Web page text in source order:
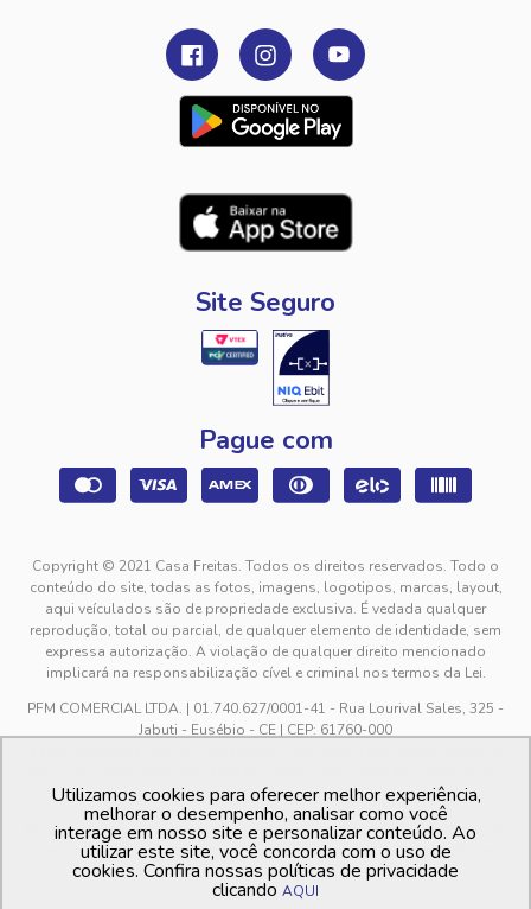
Site Seguro
Pague com
Copyright © 2021 Casa Freitas. Todos os direitos reservados. Todo o
conteúdo do site, todas as fotos, imagens, logotipos, marcas, layout,
aqui veículados são de propriedade exclusiva. É vedada qualquer
reprodução, total ou parcial, de qualquer elemento de identidade, sem
expressa autorização. A violação de qualquer direito mencionado
implicará na responsabilização cível e criminal nos termos da Lei.
PFM COMERCIAL LTDA. | 01.740.627/0001-41 - Rua Lourival Sales, 325 -
Jabuti - Eusébio - CE | CEP: 61760-000
feriados.
Os preços dos produtos estão sujeitos a alteração sem aviso prévio. O
preço valido é sempre o apresentado no momento da finalização da
compra, no carrinho de compras.
Utilizamos cookies para oferecer melhor experiência,
melhorar o desempenho, analisar como você
interage em nosso site e personalizar conteúdo. Ao
utilizar este site, você concorda com o uso de
cookies. Confira nossas políticas de privacidade
clicando AQUI